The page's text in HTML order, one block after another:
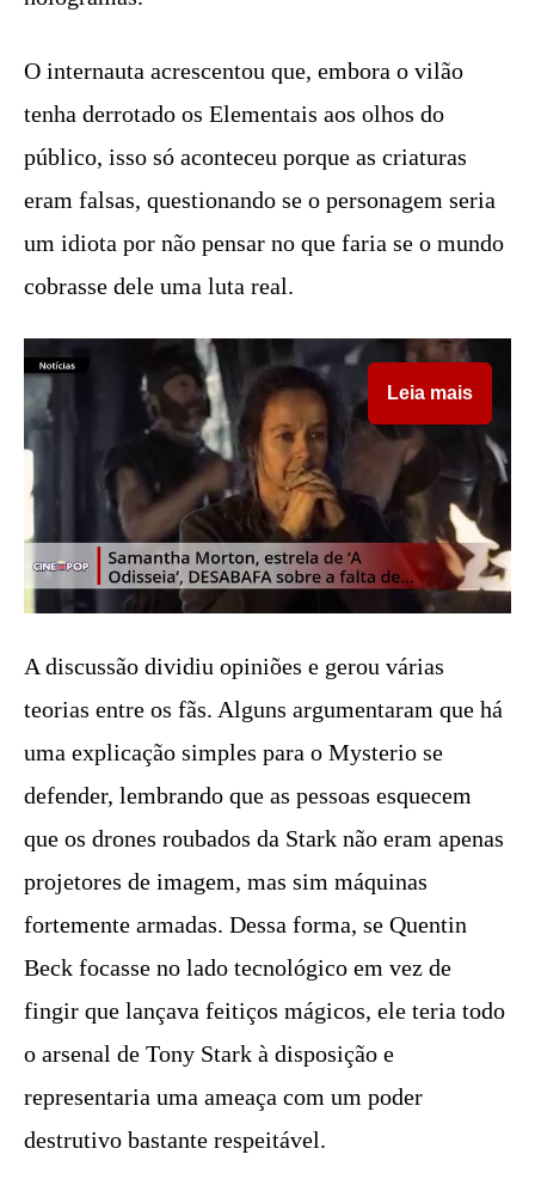
O internauta acrescentou que, embora o vilão
tenha derrotado os Elementais aos olhos do
público, isso só aconteceu porque as criaturas
eram falsas, questionando se o personagem seria
um idiota por não pensar no que faria se o mundo
cobrasse dele uma luta real.
Leia mais
A discussão dividiu opiniões e gerou várias
teorias entre os fãs. Alguns argumentaram que há
uma explicação simples para o Mysterio se
defender, lembrando que as pessoas esquecem
que os drones roubados da Stark não eram apenas
projetores de imagem, mas sim máquinas
fortemente armadas. Dessa forma, se Quentin
Beck focasse no lado tecnológico em vez de
fingir que lançava feitiços mágicos, ele teria todo
o arsenal de Tony Stark à disposição e
representaria uma ameaça com um poder
destrutivo bastante respeitável.